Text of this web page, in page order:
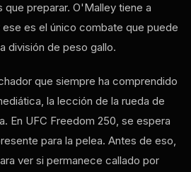
preparar. O'Malley tiene a
es el único combate que puede
división de peso gallo.
que siempre ha comprendido
la lección de la rueda de
En UFC Freedom 250, se espera
para la pelea. Antes de eso,
ver si permanece callado por